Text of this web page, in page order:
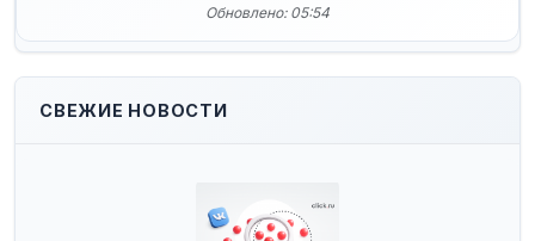
Обновлено: 05:54
СВЕЖИЕ НОВОСТИ